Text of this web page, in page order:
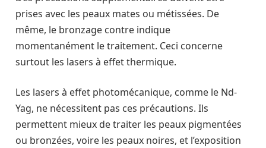
prises avec les peaux mates ou métissées. De
même, le bronzage contre indique
momentanément le traitement. Ceci concerne
surtout les lasers à effet thermique.
Les lasers à effet photomécanique, comme le Nd-
Yag, ne nécessitent pas ces précautions. Ils
permettent mieux de traiter les peaux pigmentées
ou bronzées, voire les peaux noires, et l’exposition